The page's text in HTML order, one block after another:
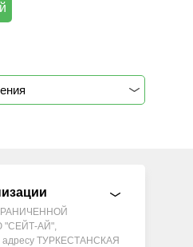
АЙ",
адресу ТУРКЕСТАНСКАЯ